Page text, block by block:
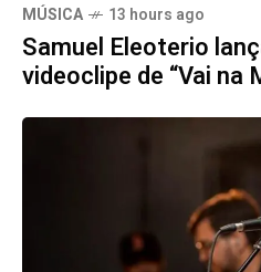
MÚSICA 13 hours ago
Samuel Eleoterio
videoclipe de “Vai na